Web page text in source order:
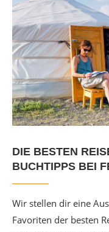
DIE BESTEN
BUCHTIPPS BEI
Wir stellen dir eine
Favoriten der besten